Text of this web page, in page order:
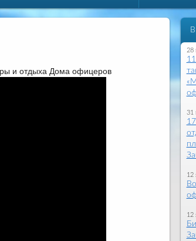
и отдыха Дома офицеров
28
31
12
12